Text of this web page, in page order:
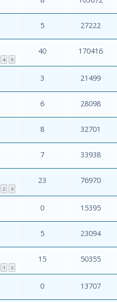
5 27222
4 5
40 170416
3 21499
6 28098
8 32701
7 33938
2 3
23 76970
0 15395
5 23094
1 2
15 50355
0 13707